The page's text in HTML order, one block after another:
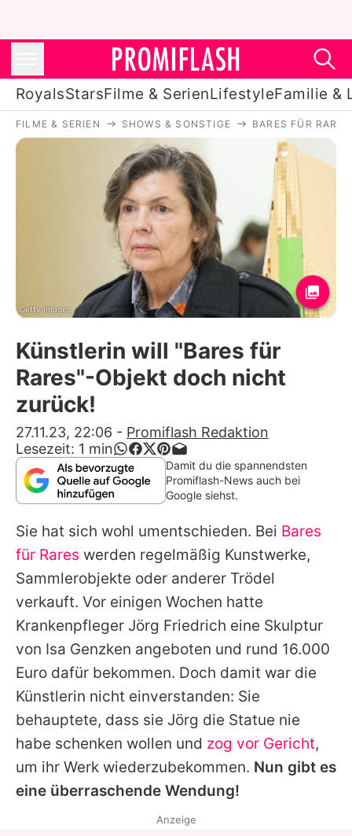
RoyalsStarsFilme & SerienLifestyleFamilie &
Royals
Stars
Filme & Serien
Lifestyle
Familie & Liebe
Promiflash Exklusiv
Alle Themen auf Promiflash
App runterladen
Team
Redaktionelle Richtlinien
Impressum
Datenschutzerklärung
Nutzungsbedingungen
Utiq verwalten
FILME & SERIEN SHOWS & SONSTIGE BARES FÜR RARES
Getty Images
Künstlerin will "Bares für
Rares"-Objekt doch nicht
zurück!
27.11.23, 22:06 - Promiflash Redaktion
Lesezeit: 1 min
Damit du die spannendsten
Promiflash-News auch bei
Google siehst.
Sie hat sich wohl umentschieden. Bei Bares
für Rares werden regelmäßig Kunstwerke,
Sammlerobjekte oder anderer Trödel
verkauft. Vor einigen Wochen hatte
Krankenpfleger Jörg Friedrich eine Skulptur
von Isa Genzken angeboten und rund 16.000
Euro dafür bekommen. Doch damit war die
Künstlerin nicht einverstanden: Sie
behauptete, dass sie Jörg die Statue nie
habe schenken wollen und zog vor Gericht,
um ihr Werk wiederzubekommen. Nun gibt es
eine überraschende Wendung!
Anzeige